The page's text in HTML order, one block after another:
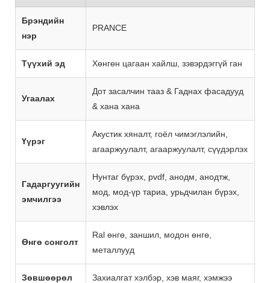
Брэндийн
нэр
PRANCE
Түүхий эд Хөнгөн цагаан хайлш, зэвэрдэггүй ган
Угаалах
Дот засалчин тааз & Гаднах фасадууд
& хана хана
Үүрэг
Акустик хяналт, гоёл чимэглэлийн,
агааржуулалт, агааржуулалт, сүүдэрлэх
Гадаргуугийн
эмчилгээ
Нунтаг бүрэх, pvdf, анодм, анодтж,
мод, мод-үр тариа, урьдчилан бүрэх,
хэвлэх
Өнгө сонголт
Ral өнгө, заншил, модон өнгө,
металлууд
Зөвшөөрөл Захиалгат хэлбэр, хэв маяг, хэмжээ